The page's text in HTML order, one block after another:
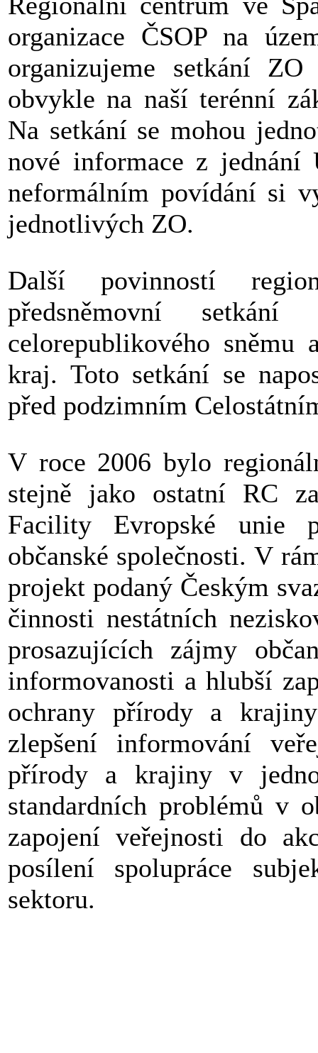
organizace ČSOP na
organizujeme setkání
obvykle na naší terénní
Na setkání se mohou
nové informace z
neformálním povídání si
jednotlivých ZO.
Další povinností
předsněmovní
celorepublikového
kraj. Toto setkání se
před podzimním
V roce 2006 bylo
stejně jako ostatní RC
Facility Evropské unie
občanské společnosti. V
projekt podaný Českým
činnosti nestátních
prosazujících zájmy
informovanosti a hlubší
ochrany přírody a
zlepšení informování
přírody a krajiny v
standardních problémů v
zapojení veřejnosti do
posílení spolupráce
sektoru.